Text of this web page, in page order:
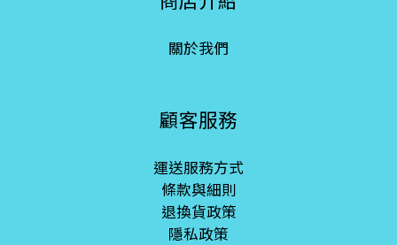
關於我們
顧客服務
運送服務方式
條款與細則
退換貨政策
隱私政策